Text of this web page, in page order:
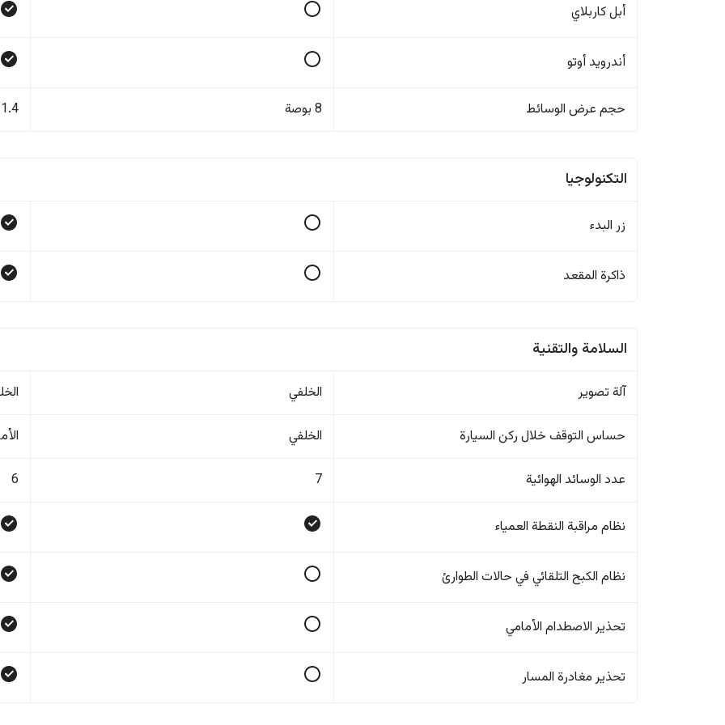
أبل كاربلاي
أندرويد أوتو
حجم عرض الوسائط 8 بوصة 11.4
التكنولوجيا
زر البدء
ذاكرة المقعد
السلامة والتقنية
آلة تصوير الخلفي
حساس التوقف خلال ركن السيارة الخلفي
عدد الوسائد الهوائية 7
6
نظام مراقبة النقطة العمياء
نظام الكبح التلقائي في حالات الطوارئ
تحذير الاصطدام الأمامي
تحذير مغادرة المسار